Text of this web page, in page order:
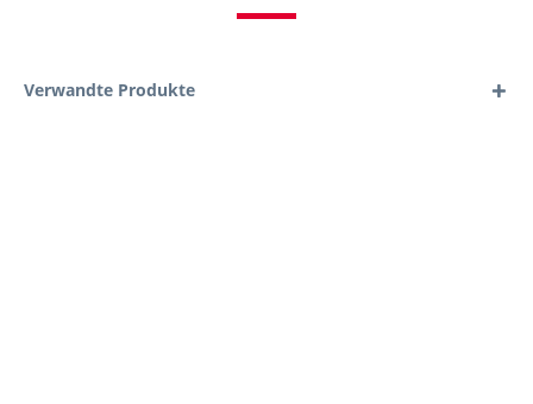
Verwandte Produkte